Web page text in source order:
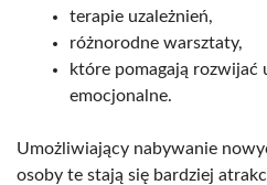
terapie uzależnień,
różnorodne warsztaty,
które pomagają rozwijać
emocjonalne.
Umożliwiający nabywanie
osoby te stają się bardziej